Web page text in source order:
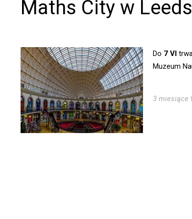
Maths City w Leeds
Do 7 VI
Muzeum
3 miesiące